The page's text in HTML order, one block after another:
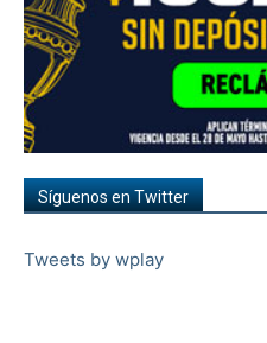
Síguenos en Twitter
Tweets by wplay